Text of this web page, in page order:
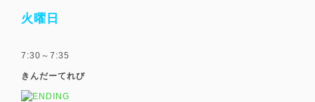
火曜日
7:30～7:35
きんだーてれび